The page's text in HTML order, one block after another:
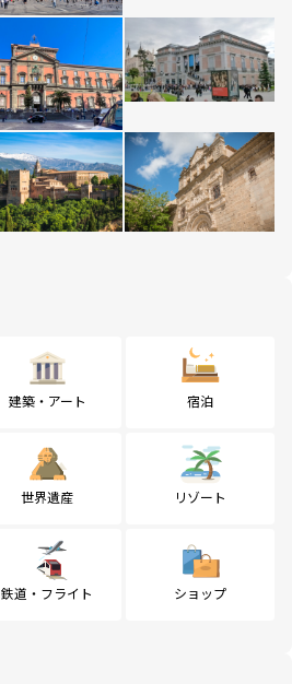
建築・アート 宿泊
世界遺産 リゾート
鉄道・フライト ショップ